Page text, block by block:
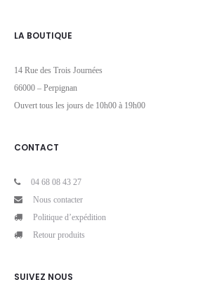
LA BOUTIQUE
14 Rue des Trois Journées
66000 – Perpignan
Ouvert tous les jours de 10h00 à 19h00
CONTACT
04 68 08 43 27
Nous contacter
Politique d’expédition
Retour produits
SUIVEZ NOUS